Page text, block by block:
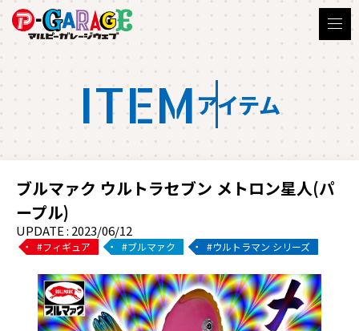
ITEM アイテム
ブルマァク ウルトラセブン メトロン星人(パ
ープル)
UPDATE : 2023/06/12
フィギュア ブルマァク ウルトラマン シリーズ